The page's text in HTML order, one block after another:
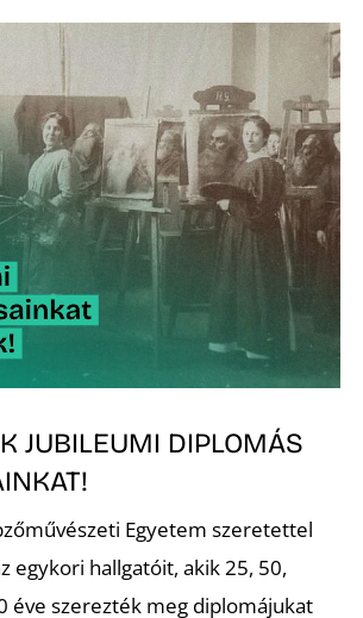
JUBILEUMI DIPLOMÁS
Egyetem szeretettel
egykori hallgatóit, akik 25, 50,
éve szerezték meg diplomájukat